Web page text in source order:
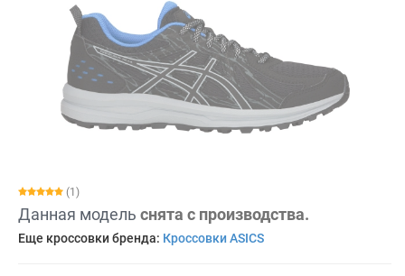
(1)
Данная модель снята с производства.
Еще кроссовки бренда: Кроссовки ASICS